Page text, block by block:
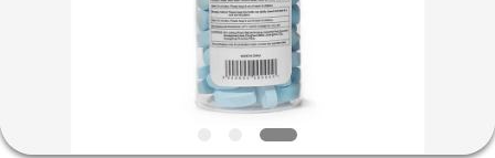
ΠΕΡΊΠΟΥ